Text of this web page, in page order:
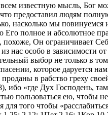
известную мысль, Бог
предоставил людям
насколько мы
Его полное и абсолютное
Он ограничивает
нас особо в зависимости
выбор не только в
которое даруется
в рабство греху
ибо «где Дух Господень,
пользоваться ею, чтобы
для того чтобы